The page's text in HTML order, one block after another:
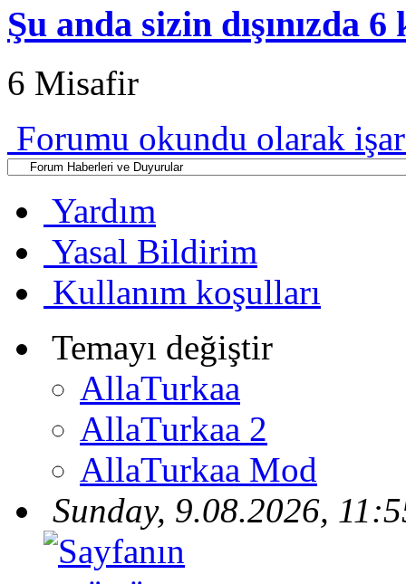
Şu anda sizin dışınızda
6 Misafir
Forumu okundu olarak
Yardım
Yasal Bildirim
Kullanım koşulları
Temayı değiştir
AllaTurkaa
AllaTurkaa 2
AllaTurkaa Mod
Sunday, 9.08.2026,